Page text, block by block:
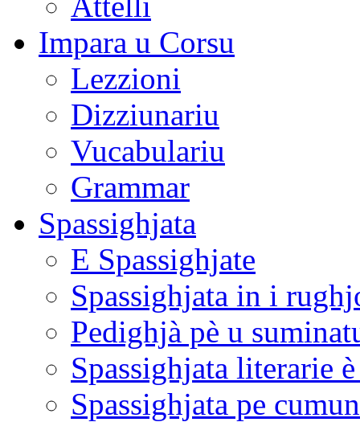
Impara u Corsu
Lezzioni
Dizziunariu
Vucabulariu
Grammar
Spassighjata
E Spassighjate
Spassighjata in i
Pedighjà pè u
Spassighjata literarie
Spassighjata pe